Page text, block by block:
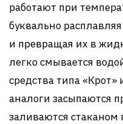
работают при
буквально
и превращая их в
легко смывается
средства типа
аналоги засыпаются
заливаются стаканом